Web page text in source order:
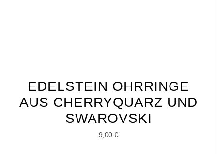
EDELSTEIN OHRRINGE
AUS CHERRYQUARZ UND
SWAROVSKI
9,00 €